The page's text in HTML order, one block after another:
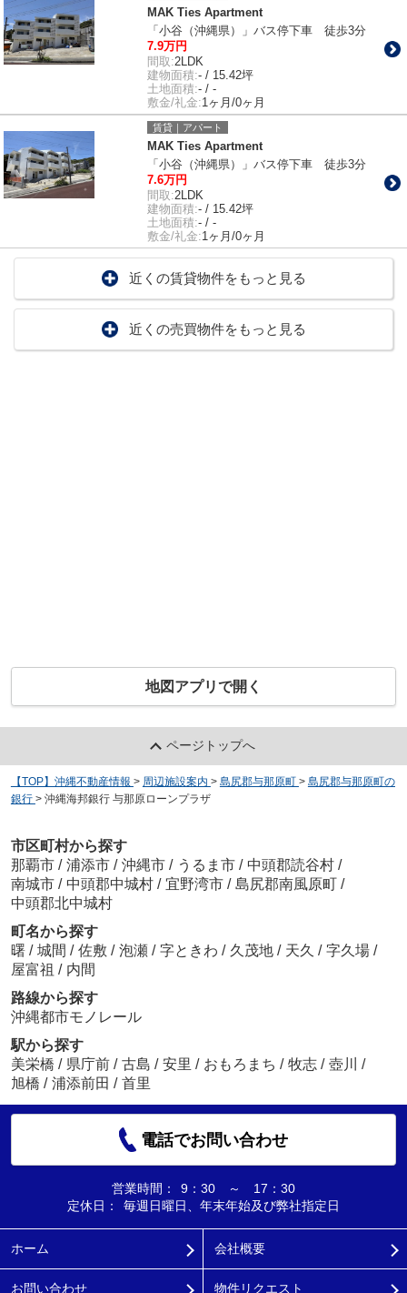
MAK Ties Apartment
「小谷（沖縄県）」バス停下車 徒歩3分
7.9万円
間取:2LDK
建物面積:- / 15.42坪
土地面積:- / -
敷金/礼金:1ヶ月/0ヶ月
賃貸｜アパート
MAK Ties Apartment
「小谷（沖縄県）」バス停下車 徒歩3分
7.6万円
間取:2LDK
建物面積:- / 15.42坪
土地面積:- / -
敷金/礼金:1ヶ月/0ヶ月
近くの賃貸物件をもっと見る
近くの売買物件をもっと見る
地図アプリで開く
ページトップへ
【TOP】沖縄不動産情報 > 周辺施設案内 > 島尻郡与那原町 > 島尻郡与那原町の
銀行 > 沖縄海邦銀行 与那原ローンプラザ
市区町村から探す
那覇市 / 浦添市 / 沖縄市 / うるま市 / 中頭郡読谷村 /
南城市 / 中頭郡中城村 / 宜野湾市 / 島尻郡南風原町 /
中頭郡北中城村
町名から探す
曙 / 城間 / 佐敷 / 泡瀬 / 字ときわ / 久茂地 / 天久 / 字久場 /
屋富祖 / 内間
路線から探す
沖縄都市モノレール
駅から探す
美栄橋 / 県庁前 / 古島 / 安里 / おもろまち / 牧志 / 壺川
/
旭橋 / 浦添前田 / 首里
電話でお問い合わせ
営業時間：
9：30 ～ 17：30
定休日：
毎週日曜日、年末年始及び弊社指定日
ホーム 会社概要
お問い合わせ 物件リクエスト